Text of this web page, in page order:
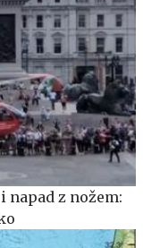
z nožem: